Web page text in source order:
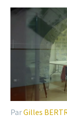
ParGilles